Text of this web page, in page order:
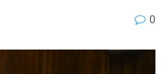
0